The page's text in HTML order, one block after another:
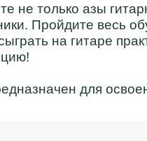
не только азы
Пройдите весь
на гитаре
для